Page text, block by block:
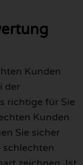
Kunden
der
richtige für Sie
Kunden
Sie sicher
schlechten